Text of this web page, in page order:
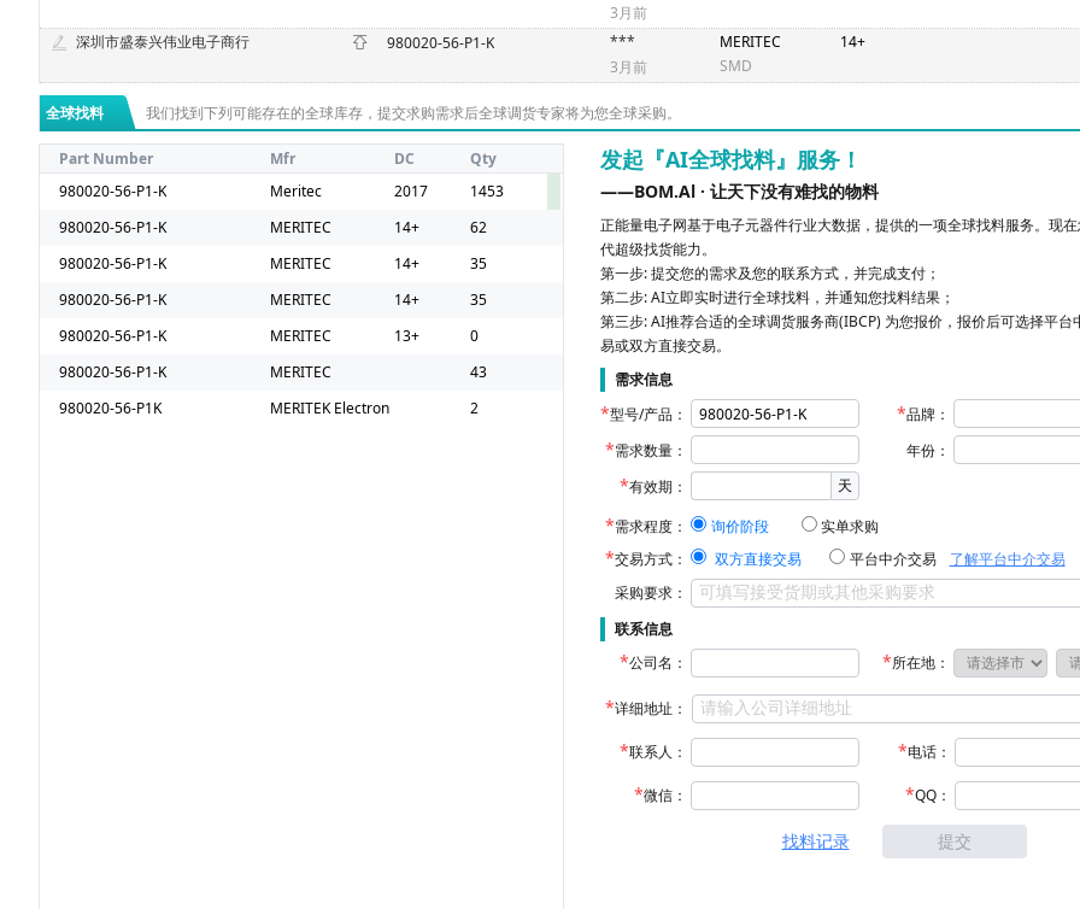
3月前
深圳市盛泰兴伟业电子商行 980020-56-P1-K
***
3月前
MERITEC
SMD
14+
全球找料 我们找到下列可能存在的全球库存，提交求购需求后全球调货专家将为您全球采购。
Part Number Mfr DC
Qty
980020-56-P1-K
Meritec 2017
1453
980020-56-P1-K
MERITEC 14+
62
980020-56-P1-K
MERITEC 14+
35
980020-56-P1-K
MERITEC 14+
35
980020-56-P1-K
MERITEC 13+
0
980020-56-P1-K
MERITEC
43
980020-56-P1K
MERITEK Electronics Corporation
2
发起『AI全球找料』服务！
——BOM.Al · 让天下没有难找的物料
正能量电子网基于电子元器件行业大数据，提供的一项全球找料服务。现
代超级找货能力。
第一步: 提交您的需求及您的联系方式，并完成支付；
第二步: AI立即实时进行全球找料，并通知您找料结果；
第三步: AI推荐合适的全球调货服务商(IBCP) 为您报价，报价后可选择平台
易或双方直接交易。
需求信息
型号/产品：
品牌：
需求数量：
年份：
有效期：
天
需求程度：
询价阶段
实单求购
交易方式：
双方直接交易 平台中介交易
了解平台中介交易
采购要求：
联系信息
公司名：
所在地：
详细地址：
联系人： 电话：
微信： QQ：
找料记录 提交